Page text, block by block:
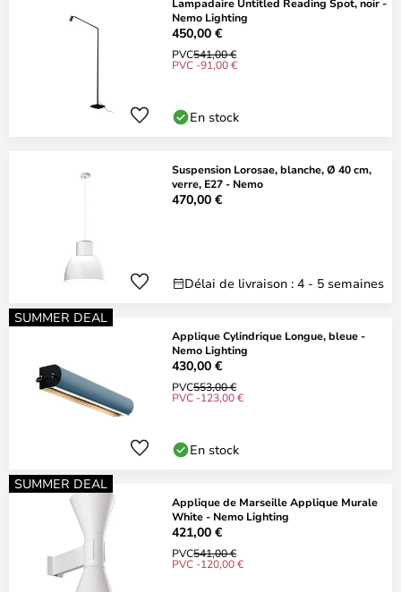
Nemo Lighting
450,00 €
PVC541,00 €
PVC -91,00 €
En stock
Suspension Lorosae, blanche, Ø 40 cm,
verre, E27 - Nemo
470,00 €
Délai de livraison : 4 - 5 semaines
SUMMER DEAL
Applique Cylindrique Longue, bleue -
Nemo Lighting
430,00 €
PVC553,00 €
PVC -123,00 €
En stock
SUMMER DEAL
Applique de Marseille Applique Murale
White - Nemo Lighting
421,00 €
PVC541,00 €
PVC -120,00 €